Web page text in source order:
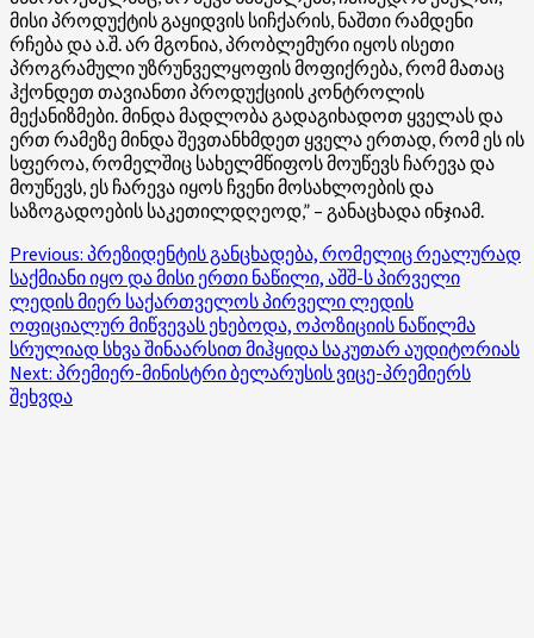
მისი პროდუქტის გაყიდვის სიჩქარის, ნაშთი რამდენი
რჩება და ა.შ. არ მგონია, პრობლემური იყოს ისეთი
პროგრამული უზრუნველყოფის მოფიქრება, რომ მათაც
ჰქონდეთ თავიანთი პროდუქციის კონტროლის
მექანიზმები. მინდა მადლობა გადაგიხადოთ ყველას და
ერთ რამეზე მინდა შევთანხმდეთ ყველა ერთად, რომ ეს ის
სფეროა, რომელშიც სახელმწიფოს მოუწევს ჩარევა და
მოუწევს, ეს ჩარევა იყოს ჩვენი მოსახლოების და
საზოგადოების საკეთილდღეოდ,” – განაცხადა ინჯიამ.
Post
navigation
Previous: პრეზიდენტის განცხადება, რომელიც რეალურად
საქმიანი იყო და მისი ერთი ნაწილი, აშშ-ს პირველი
ლედის მიერ საქართველოს პირველი ლედის
ოფიციალურ მიწვევას ეხებოდა, ოპოზიციის ნაწილმა
სრულიად სხვა შინაარსით მიჰყიდა საკუთარ აუდიტორიას
Next: პრემიერ-მინისტრი ბელარუსის ვიცე-პრემიერს
შეხვდა